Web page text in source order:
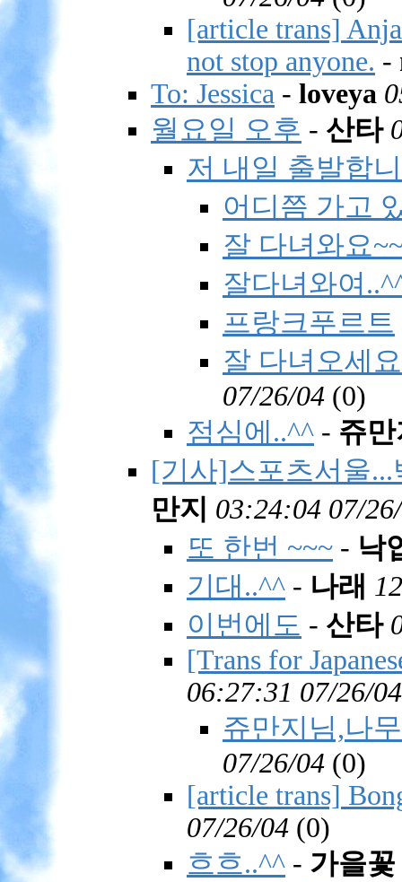
[article trans]
not stop anyone. -
To: Jessica - loveya
월요일 오후 - 산타
저 내일 출발합
어디쯤 가고
잘 다녀와요
잘다녀와여
프랑크푸르트
잘 다녀오세
07/26/04 (0)
점심에..^^ - 쥬
[기사]스포츠서울
만지 03:24:04 07/
또 한번 ~~~ - 낙
기대..^^ - 나래
이번에도 - 산타
[Trans for
06:27:31 07/26/04
쥬만지님,나
07/26/04 (0)
[article trans]
07/26/04 (0)
흐흐..^^ - 가을꽃